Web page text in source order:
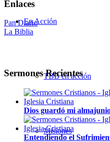
En Acción
TBB en acción
Misiones
Enlaces
Pan Diario
La Biblia
Sermones Recientes
Dios guardó mi alma
Entendiendo el